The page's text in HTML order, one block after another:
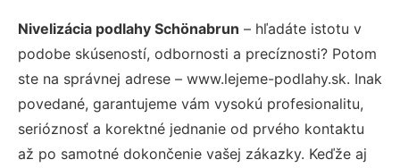
Nivelizácia podlahy Schönabrun – hľadáte istotu v
podobe skúseností, odbornosti a precíznosti? Potom
ste na správnej adrese – www.lejeme-podlahy.sk. Inak
povedané, garantujeme vám vysokú profesionalitu,
serióznosť a korektné jednanie od prvého kontaktu
až po samotné dokončenie vašej zákazky. Keďže aj